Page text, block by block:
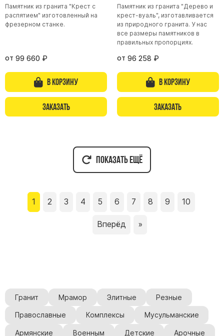
Памятник из гранита "Крест с
распятием" изготовленный на
фрезерном станке.
от 99 660 ₽
В корзину
Заказать
Памятник из гранита "Дерево и
крест-вуаль", изготавливается
из природного гранита. У нас
все размеры памятников в
правильных пропорциях.
от 96 258 ₽
В корзину
Заказать
Показать ещё
1 2 3 4 5 6 7 8 9 10
Вперёд »
Гранит Мрамор Элитные Резные
Православные Комплексы Мусульманские
Армянские Военным Детские Арочные